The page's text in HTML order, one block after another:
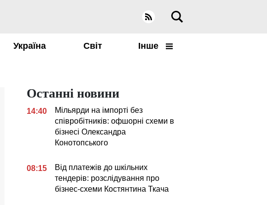
Україна Світ Інше
Останні новини
14:40
Мільярди на імпорті без
співробітників: офшорні схеми в
бізнесі Олександра
Конотопського
08:15
Від платежів до шкільних
тендерів: розслідування про
бізнес-схеми Костянтина Ткача